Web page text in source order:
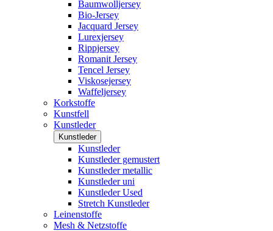
Baumwolljersey
Bio-Jersey
Jacquard Jersey
Lurexjersey
Rippjersey
Romanit Jersey
Tencel Jersey
Viskosejersey
Waffeljersey
Korkstoffe
Kunstfell
Kunstleder
Kunstleder
Kunstleder
Kunstleder gemustert
Kunstleder metallic
Kunstleder uni
Kunstleder Used
Stretch Kunstleder
Leinenstoffe
Mesh & Netzstoffe